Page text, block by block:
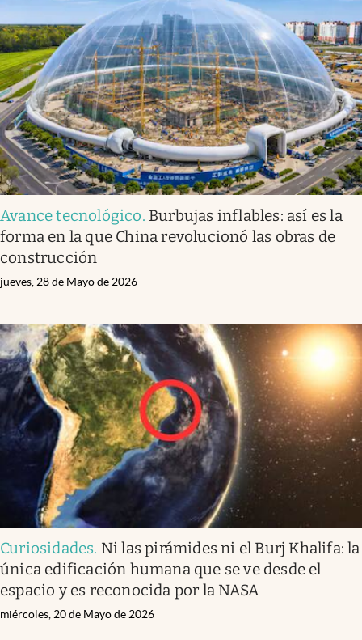
Avance tecnológico. Burbujas inflables: así es la
forma en la que China revolucionó las obras de
construcción
jueves, 28 de Mayo de 2026
Curiosidades. Ni las pirámides ni el Burj Khalifa: la
única edificación humana que se ve desde el
espacio y es reconocida por la NASA
miércoles, 20 de Mayo de 2026